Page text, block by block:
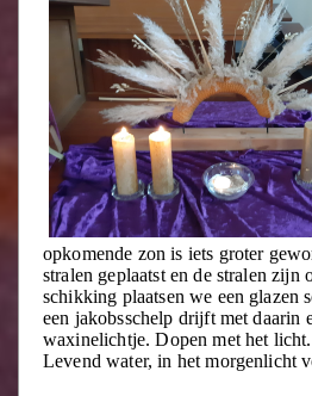
opkomende zon is iets groter
stralen geplaatst en de stralen zijn
schikking plaatsen we een glazen
een jakobsschelp drijft met daarin
waxinelichtje. Dopen met het
Levend water, in het morgenlicht